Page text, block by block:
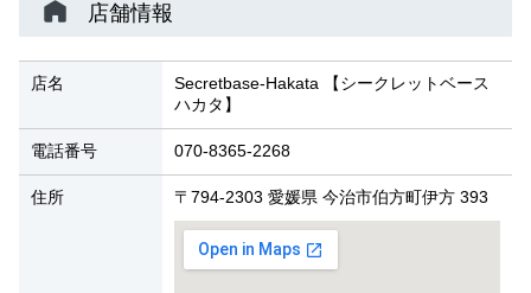
店舗情報
店名
Secretbase-Hakata 【シークレットベース
ハカタ】
電話番号 070-8365-2268
住所 〒794-2303 愛媛県 今治市伯方町伊方 393